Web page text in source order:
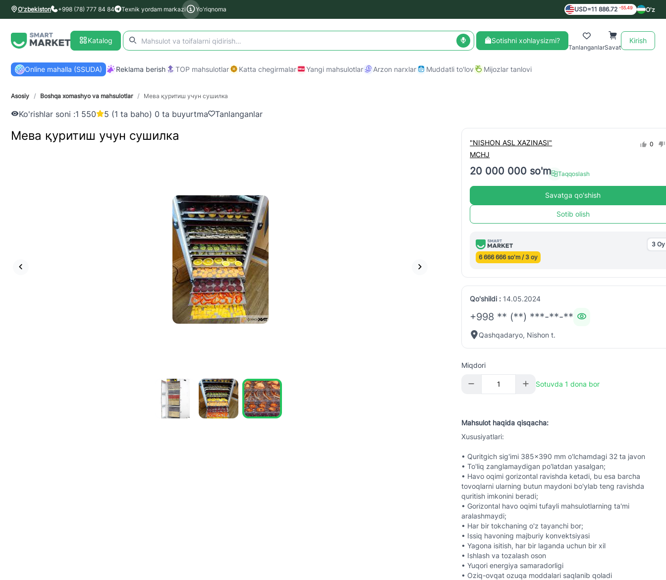
O'zbekiston +998 (78) 777 84 84 Texnik yordam markazi Yo'riqnoma USD=11 886.72 -55.49 O'z
Katalog Sotishni xohlaysizmi?
TanlanganlarSavat
Kirish
Online mahalla (SSUDA) Reklama berish TOP mahsulotlar Katta chegirmalar Yangi mahsulotlar Arzon narxlar Muddatli to'lov Mijozlar tanlovi
Asosiy / Boshqa xomashyo va mahsulotlar / Мева қуритиш учун сушилка
Ko'rishlar soni :1 550 5 (1 ta baho) 0 ta buyurtma Tanlanganlar
Мева қуритиш учун сушилка
"NISHON ASL XAZINASI"
MCHJ
0
20 000 000 so'm Taqqoslash
Savatga qo'shish
Sotib olish
3 Oy
6 666 666 so'm / 3 oy
Qo'shildi : 14.05.2024
+998 ** (**) ***-**-**
Qashqadaryo, Nishon t.
Miqdori
Sotuvda 1 dona bor
Mahsulot haqida qisqacha:
Xususiyatlari:
• Quritgich sig'imi 385x390 mm o'lchamdagi 32 ta javon
• To'liq zanglamaydigan po'latdan yasalgan;
• Havo oqimi gorizontal ravishda ketadi, bu esa barcha
tovoqlarni ularning butun maydoni bo'ylab teng ravishda
quritish imkonini beradi;
• Gorizontal havo oqimi tufayli mahsulotlarning ta'mi
aralashmaydi;
• Har bir tokchaning o'z tayanchi bor;
• Issiq havoning majburiy konvektsiyasi
• Yagona isitish, har bir laganda uchun bir xil
• Ishlash va tozalash oson
• Yuqori energiya samaradorligi
• Oziq-ovqat ozuqa moddalari saqlanib qoladi